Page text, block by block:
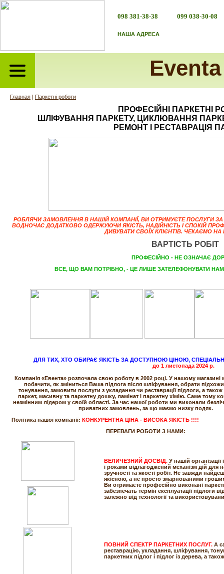
098 381-38-38 099 038-30-08
НАША АДРЕСА
Eventa
Главная | Паркетні роботи
ПРОФЕСІЙНІ ПАРКЕТНІ
ШЛІФУВАННЯ ПАРКЕТУ, ЦИКЛЮВАННЯ
РЕМОНТ І РЕСТАВРАЦІЯ
РОБЛЯЧИ ЗАМОВЛЕННЯ В НАШІЙ КОМПАНІЇ, ВИ ОТРИМУЄТЕ ПОСЛУГИ
ВОДНОЧАС ДОДАТКОВО ОДЕРЖУЮЧИ ЯКІСТЬ, НАДІЙНІСТЬ І СПОКІЙ
ДИВУВАТИ СВОЇХ КЛІЄНТІВ. ЧЕКАЄМО НА
ВАРТІСТЬ РОБІТ
ПРОФЕСІЙНО - НЕ ОЗНАЧАЄ
ВСЕ, ЩО ВАМ ПОТРІБНО, - ЦЕ ЛИШЕ ЗАТЕЛЕФОНУВАТИ
ДЛЯ ТИХ, ХТО ОБИРАЄ ЯКІСТЬ ЗА ДОСТУПНОЮ ЦІНОЮ,
до 1 листопада 2024 р.
Компанія «Евента» розпочала свою роботу в 2002 році. У нашому магазині
побачити, як зміниться Ваша підлога після шліфування, обрати
тонування, замовити послуги з укладання чи реставрації підлоги, а
паркет, масивну та паркетну дошку, ламінат і паркетну хімію. Саме тому
незмінним лідером у своїй області. За час нашої роботи ми виконали
приватних замовлень, за що маємо низку подяк.
Політика нашої компанії: КОНКУРЕНТНА ЦІНА - ВИСОКА ЯКІСТЬ !!!!
ПЕРЕВАГИ РОБОТИ З НАМИ:
ВЕЛИЧЕЗНИЙ ДОСВІД. У нашій
і роками відлагоджений механізм дій для
зручності та якості робіт. Не завжди
якісною, а не просто змарнованими
Ви отримаєте професійно виконані
забезпечать термін експлуатації підлоги
залежно від технології та
ПОВНИЙ СПЕКТР ПАРКЕТНИХ ПОСЛУГ. А
реставрацію, укладання, шліфування,
паркетних підлог і підлог із дерева, а